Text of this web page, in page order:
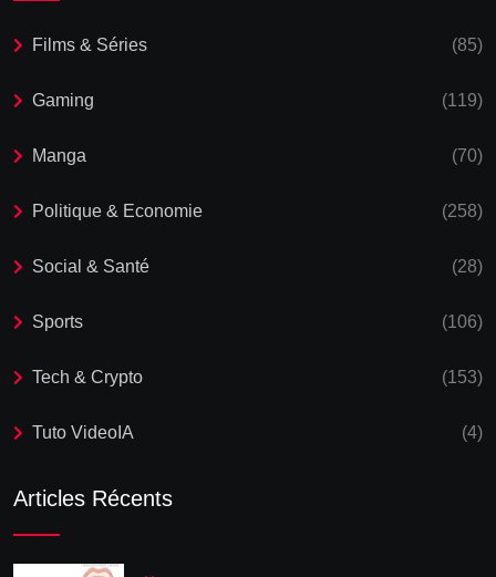
Films & Séries (85)
Gaming (119)
Manga (70)
Politique & Economie (258)
Social & Santé (28)
Sports (106)
Tech & Crypto (153)
Tuto VideoIA (4)
Articles Récents